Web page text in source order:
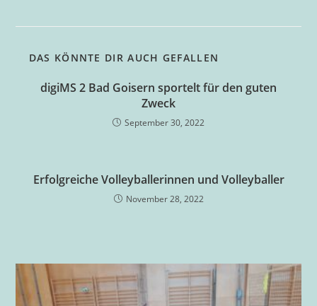
DAS KÖNNTE DIR AUCH GEFALLEN
digiMS 2 Bad Goisern sportelt für den guten
Zweck
September 30, 2022
Erfolgreiche Volleyballerinnen und Volleyballer
November 28, 2022